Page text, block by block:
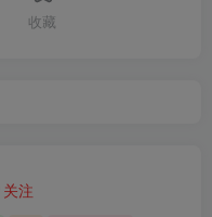
收藏
关注